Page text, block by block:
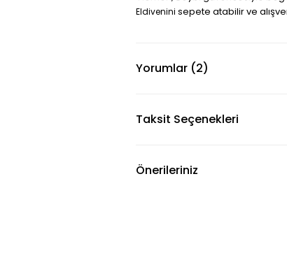
Eldivenini sepete atabilir ve
Yorumlar (2)
Taksit Seçenekleri
Önerileriniz